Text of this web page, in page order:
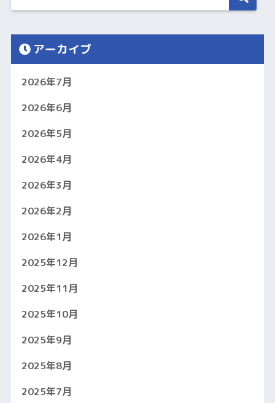
アーカイブ
2026年7月
2026年6月
2026年5月
2026年4月
2026年3月
2026年2月
2026年1月
2025年12月
2025年11月
2025年10月
2025年9月
2025年8月
2025年7月